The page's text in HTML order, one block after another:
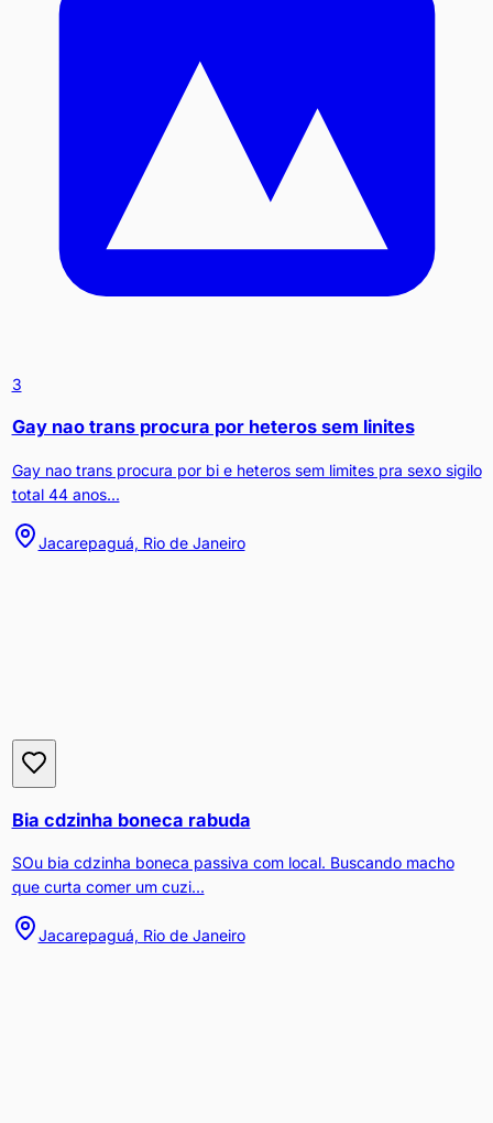
3
Gay nao trans procura por heteros sem linites
Gay nao trans procura por bi e heteros sem limites pra sexo sigilo
total 44 anos...
Jacarepaguá, Rio de Janeiro
Bia cdzinha boneca rabuda
SOu bia cdzinha boneca passiva com local. Buscando macho
que curta comer um cuzi...
Jacarepaguá, Rio de Janeiro